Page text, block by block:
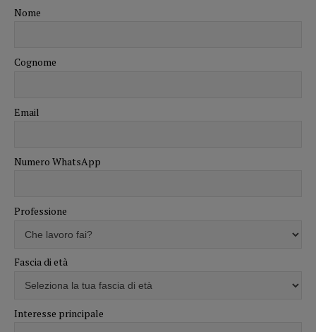
Nome
Cognome
Email
Numero WhatsApp
Professione
Fascia di età
Interesse principale